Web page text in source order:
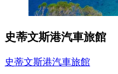
史蒂文斯港汽車旅館
史蒂文斯港汽車旅館